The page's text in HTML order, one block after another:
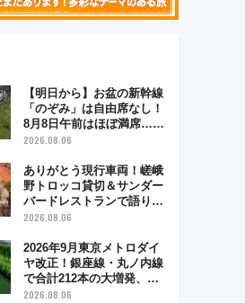
【明日から】お盆の新幹線
「のぞみ」は自由席なし！
8月8日午前はほぼ満席…で
も数時間ズラせば空きが見
「空席」探しのコツ
2026.08.06
ありがとう現行車両！嵯峨
野トロッコ貸切＆サンダー
バードレストランで語り合
う秋の京都 斉藤雪乃＆福
日「京都の鉄道満喫ツア
ー」開催
2026.08.06
2026年9月東京メトロダイ
ヤ改正！銀座線・丸ノ内線
で合計212本の大増発、混
雑緩和に期待
2026.08.06